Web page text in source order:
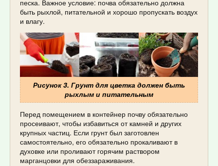
песка. Важное условие: почва обязательно должна
быть рыхлой, питательной и хорошо пропускать воздух
и влагу.
Рисунок 3. Грунт для цветка должен быть
рыхлым и питательным
Перед помещением в контейнер почву обязательно
просеивают, чтобы избавиться от камней и других
крупных частиц. Если грунт был заготовлен
самостоятельно, его обязательно прокаливают в
духовке или проливают горячим раствором
марганцовки для обеззараживания.